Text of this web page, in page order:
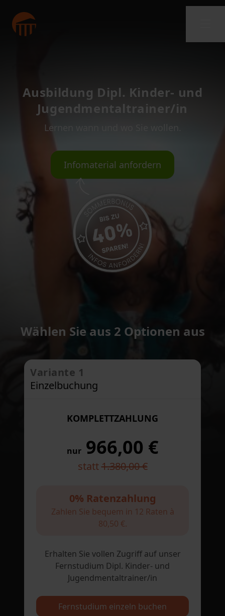
Ausbildung Dipl. Kinder- und
Jugendmentaltrainer/in
Lernen wann und wo Sie wollen.
Infomaterial anfordern
Wählen Sie aus 2 Optionen aus
Variante 1
Einzelbuchung
KOMPLETTZAHLUNG
nur966,00 €
statt1.380,00 €
0% Ratenzahlung
Zahlen Sie bequem in 12 Raten à
80,50 €.
Erhalten Sie vollen Zugriff auf unser
Fernstudium Dipl. Kinder- und
Jugendmentaltrainer/in
Fernstudium einzeln buchen